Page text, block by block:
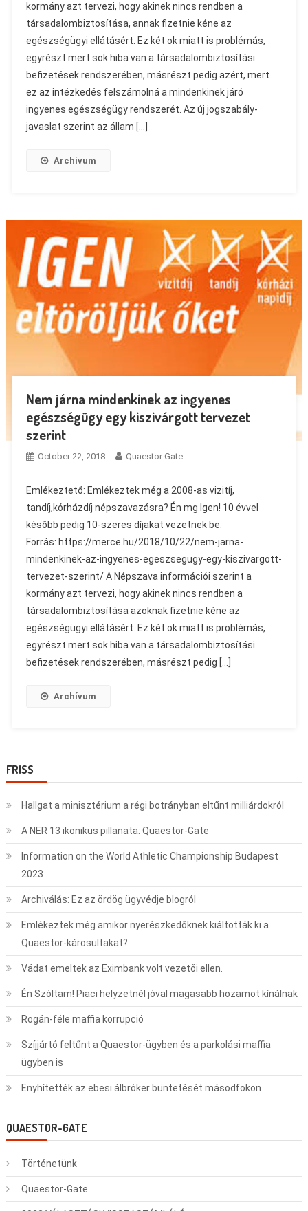
kormány azt tervezi, hogy akinek nincs rendben a
társadalombiztosítása, annak fizetnie kéne az
egészségügyi ellátásért. Ez két ok miatt is problémás,
egyrészt mert sok hiba van a társadalombiztosítási
befizetések rendszerében, másrészt pedig azért, mert
ez az intézkedés felszámolná a mindenkinek járó
ingyenes egészségügy rendszerét. Az új jogszabály-
javaslat szerint az állam […]
Archívum
Nem járna mindenkinek az ingyenes
egészségügy egy kiszivárgott tervezet
szerint
October 22, 2018 Quaestor Gate
Emlékeztető: Emlékeztek még a 2008-as vizitíj,
tandíj,kórházdíj népszavazásra? Én mg Igen! 10 évvel
később pedig 10-szeres díjakat vezetnek be.
Forrás: https://merce.hu/2018/10/22/nem-jarna-
mindenkinek-az-ingyenes-egeszsegugy-egy-kiszivargott-
tervezet-szerint/ A Népszava információi szerint a
kormány azt tervezi, hogy akinek nincs rendben a
társadalombiztosítása azoknak fizetnie kéne az
egészségügyi ellátásért. Ez két ok miatt is problémás,
egyrészt mert sok hiba van a társadalombiztosítási
befizetések rendszerében, másrészt pedig […]
Archívum
FRISS
Hallgat a minisztérium a régi botrányban eltűnt milliárdokról
A NER 13 ikonikus pillanata: Quaestor-Gate
Information on the World Athletic Championship Budapest
2023
Archiválás: Ez az ördög ügyvédje blogról
Emlékeztek még amikor nyerészkedőknek kiáltották ki a
Quaestor-károsultakat?
Vádat emeltek az Eximbank volt vezetői ellen.
Én Szóltam! Piaci helyzetnél jóval magasabb hozamot kínálnak
Rogán-féle maffia korrupció
Szíjjártó feltűnt a Quaestor-ügyben és a parkolási maffia
ügyben is
Enyhítették az ebesi álbróker büntetését másodfokon
QUAESTOR-GATE
Történetünk
Quaestor-Gate